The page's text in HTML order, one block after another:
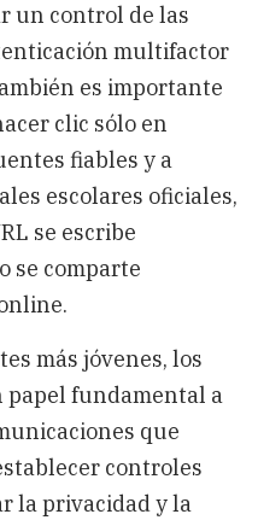
un control de las
multifactor
es importante
clic sólo en
fiables y a
escolares oficiales,
se escribe
se comparte
más jóvenes, los
fundamental a
que
controles
la privacidad y la